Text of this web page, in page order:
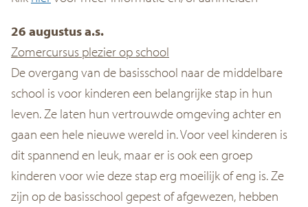
26 augustus a.s.
Zomercursus plezier op school
De overgang van de basisschool naar de middelbare
school is voor kinderen een belangrijke stap in hun
leven. Ze laten hun vertrouwde omgeving achter en
gaan een hele nieuwe wereld in. Voor veel kinderen is
dit spannend en leuk, maar er is ook een groep
kinderen voor wie deze stap erg moeilijk of eng is. Ze
zijn op de basisschool gepest of afgewezen, hebben